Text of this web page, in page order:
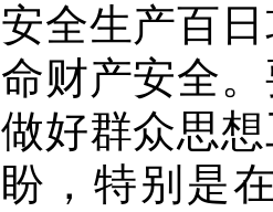
安全生产百
命财产安全
做好群众思
盼，特别是